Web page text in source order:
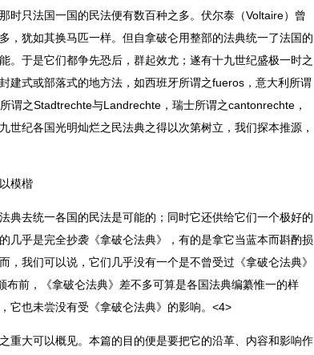
时只法国一国的民法便有数百种之多。伏尔泰（Voltaire）曾
，犹如其换马匹一样。但自拿破仑用整部的法典统一了法国的
。于是它们都争先恐后，群起效尤；遂有十九世纪盛极一时之
建式或部落式的地方法，如西班牙所谓之fueros，意大利所谓
谓之Stadtrechte与Landrechte，瑞士所谓之cantonrechte，
世纪各国光明灿烂之民法典之得以次第树立，我们探本推源，
模楷
典去统一各国的民法是可能的；同时它还供给它们一个极好的
几乎是完全抄袭《拿破仑法典》，有的是拿它当蓝本而斟酌损
，我们可以说，它们几乎没有一个是不曾受过《拿破仑法典》
布前，《拿破仑法典》差不多可算是各国法典编纂惟一的样
它也未尝没有受《拿破仑法典》的影响。<4>
重大可以概见。本篇的目的便是要把它的沿革、内容和影响作